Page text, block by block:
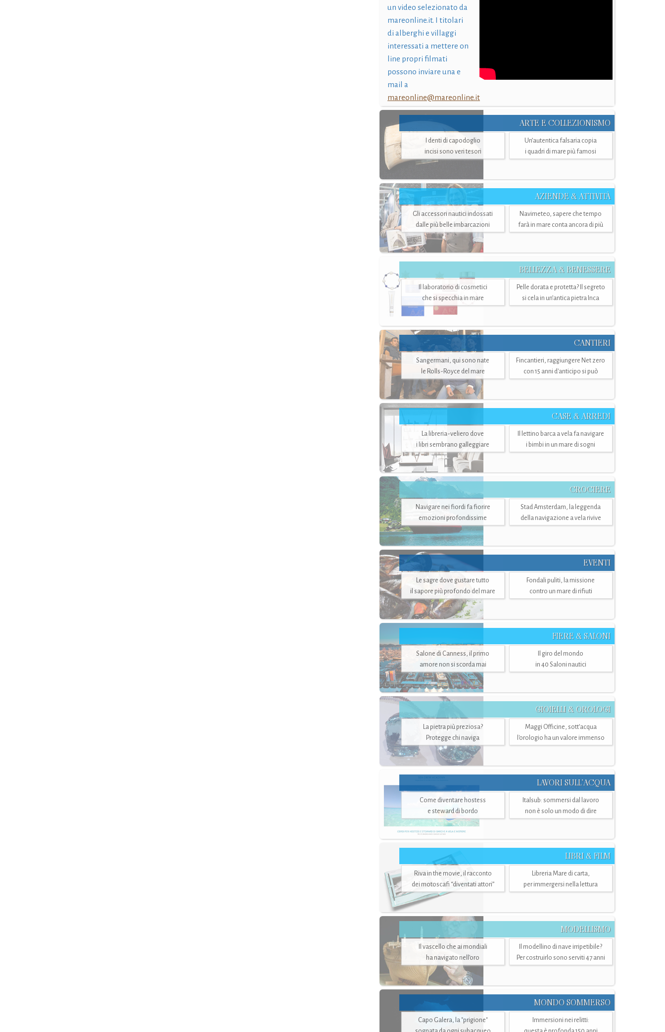
un video selezionato da
mareonline.it. I titolari
di alberghi e villaggi
interessati a mettere on
line propri filmati
possono inviare una e
mail a
mareonline@mareonline.it
ARTE E COLLEZIONISMO
I denti di capodoglio
incisi sono veri tesori
Un’autentica falsaria copia
i quadri di mare più famosi
AZIENDE & ATTIVITÀ
Gli accessori nautici indossati
dalle più belle imbarcazioni
Navimeteo, sapere che tempo
farà in mare conta ancora di più
BELLEZZA & BENESSERE
Il laboratorio di cosmetici
che si specchia in mare
Pelle dorata e protetta? Il segreto
si cela in un’antica pietra Inca
CANTIERI
Sangermani, qui sono nate
le Rolls-Royce del mare
Fincantieri, raggiungere Net zero
con 15 anni d'anticipo si può
CASE & ARREDI
La libreria-veliero dove
i libri sembrano galleggiare
Il lettino barca a vela fa navigare
i bimbi in un mare di sogni
CROCIERE
Navigare nei fiordi fa fiorire
emozioni profondissime
Stad Amsterdam, la leggenda
della navigazione a vela rivive
EVENTI
Le sagre dove gustare tutto
il sapore più profondo del mare
Fondali puliti, la missione
contro un mare di rifiuti
FIERE & SALONI
Salone di Canness, il primo
amore non si scorda mai
Il giro del mondo
in 40 Saloni nautici
GIOIELLI & OROLOGI
La pietra più preziosa?
Protegge chi naviga
Maggi Officine, sott’acqua
l'orologio ha un valore immenso
LAVORI SULL’ACQUA
Come diventare hostess
e steward di bordo
Italsub: sommersi dal lavoro
non è solo un modo di dire
LIBRI & FILM
Riva in the movie, il racconto
dei motoscafi “diventati attori”
Libreria Mare di carta,
per immergersi nella lettura
MODELLISMO
Il vascello che ai mondiali
ha navigato nell’oro
Il modellino di nave irripetibile?
Per costruirlo sono serviti 47 anni
MONDO SOMMERSO
Capo Galera, la "prigione"
Immersioni nei relitti: